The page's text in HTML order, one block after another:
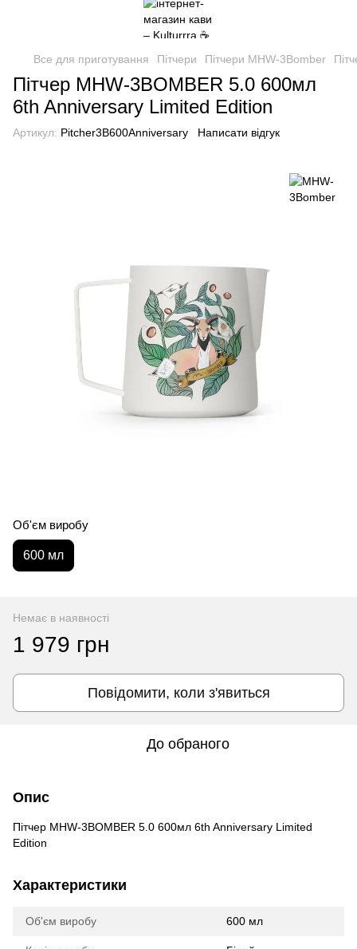
Все для приготування Пітчери Пітчери MHW-3Bomber
Пітчер MHW-3BOMBER 5.0 600мл
6th Anniversary Limited Edition
Артикул: Pitcher3B600Anniversary Написати відгук
Об'єм виробу
600 мл
Немає в наявності
1 979 грн
Повідомити, коли з'явиться
До обраного
Опис
Пітчер MHW-3BOMBER 5.0 600мл 6th Anniversary Limited
Edition
Характеристики
Об'єм виробу 600 мл